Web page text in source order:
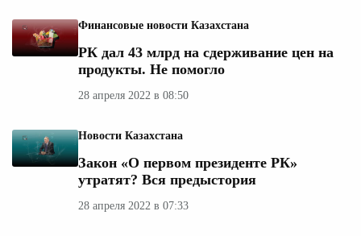
Финансовые новости Казахстана
РК дал 43 млрд на сдерживание цен на
продукты. Не помогло
28 апреля 2022 в 08:50
Новости Казахстана
Закон «О первом президенте РК»
утратят? Вся предыстория
28 апреля 2022 в 07:33